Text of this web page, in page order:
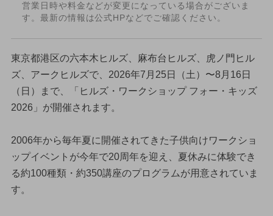
営業日時や料金などが変更になっている場合がございま
す。最新の情報は公式HPなどでご確認ください。
東京都港区の六本木ヒルズ、麻布台ヒルズ、虎ノ門ヒル
ズ、アークヒルズで、2026年7月25日（土）〜8月16日
（日）まで、「ヒルズ・ワークショップ フォー・キッズ
2026」が開催されます。
2006年から毎年夏に開催されてきた子供向けワークショ
ップイベントが今年で20周年を迎え、夏休みに体験でき
る約100種類・約350講座のプログラムが用意されていま
す。